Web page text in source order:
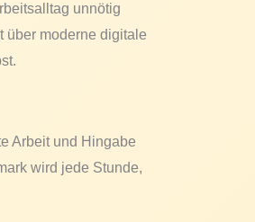
unnötig
über moderne digitale
Arbeit und Hingabe
wird jede Stunde,